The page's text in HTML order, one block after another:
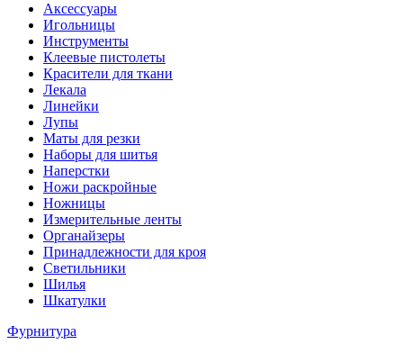
Аксессуары
Игольницы
Инструменты
Клеевые пистолеты
Красители для ткани
Лекала
Линейки
Лупы
Маты для резки
Наборы для шитья
Наперстки
Ножи раскройные
Ножницы
Измерительные ленты
Органайзеры
Принадлежности для кроя
Светильники
Шилья
Шкатулки
Фурнитура